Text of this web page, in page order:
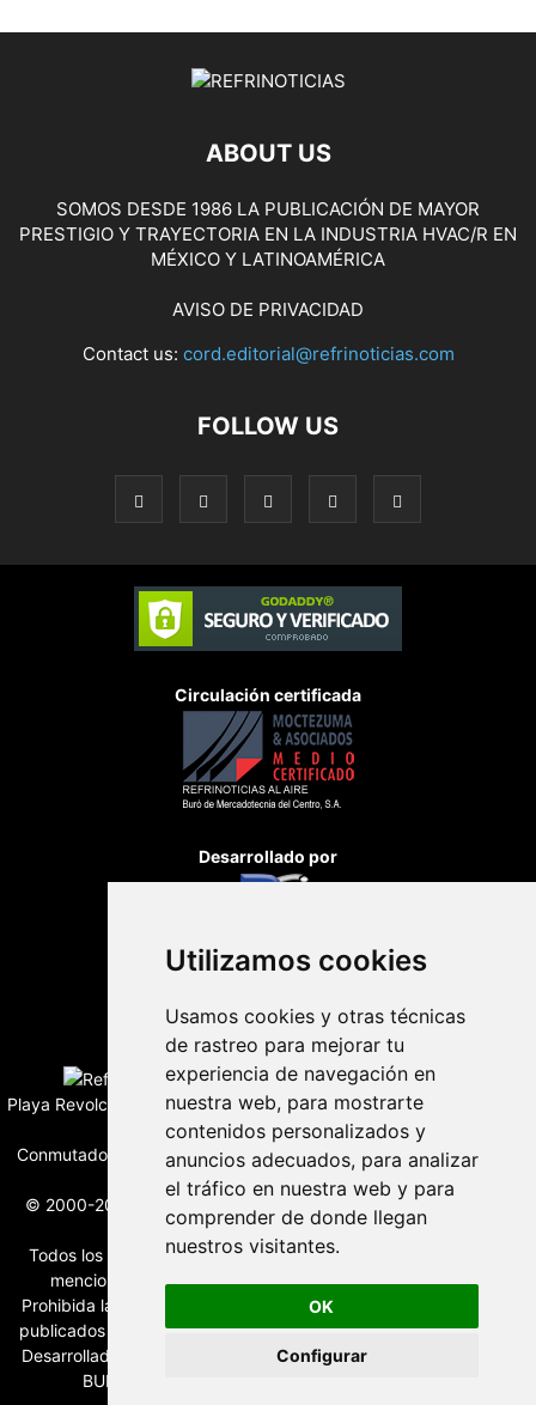
Utilizamos cookies
Usamos cookies y otras técnicas
de rastreo para mejorar tu
experiencia de navegación en
nuestra web, para mostrarte
contenidos personalizados y
anuncios adecuados, para analizar
el tráfico en nuestra web y para
comprender de donde llegan
nuestros visitantes.
OK
Configurar
ABOUT US
SOMOS DESDE 1986 LA PUBLICACIÓN DE MAYOR
PRESTIGIO Y TRAYECTORIA EN LA INDUSTRIA HVAC/R EN
MÉXICO Y LATINOAMÉRICA
AVISO DE PRIVACIDAD
Contact us: cord.editorial@refrinoticias.com
FOLLOW US
Circulación certificada
Desarrollado por
Edición digital con tecnología
Playa Revolcadero 222 Col. Reforma Iztaccihuatl Norte C.P. 08810
CIUDAD DE MEXICO
Conmutador CIUDAD DE MEXICO (+52) 555 740 4476, 555 740
© 2000-2026 BURO DE MERCADOTECNIA DEL CENTRO, S.A.
Todos los derechos reservados
Todos los nombres, marcas, logotipos, productos e imagenes
mencionados son propiedad de sus respectivos dueños
Prohibida la reproducción total o parcial de los contenidos aqui
publicados incluyendo cualquier medio electrónico o magnético
Desarrollado por REFRINOTICIAS INTERACTIVE una división de
BURO DE MERCADOTECNIA DEL CENTRO, S.A.